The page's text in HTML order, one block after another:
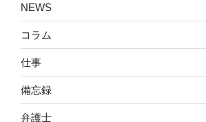
NEWS
コラム
仕事
備忘録
弁護士